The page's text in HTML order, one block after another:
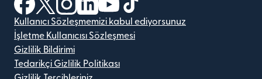
Kullanıcı Sözleşmemizi kabul ediyorsunuz
İşletme Kullanıcısı Sözleşmesi
Gizlilik Bildirimi
Tedarikçi Gizlilik Politikası